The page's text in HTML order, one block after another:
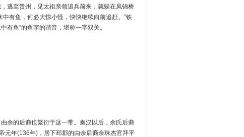
逃至贵州，见太祖亲领追兵前来，就躲在凤锦桥
有鱼，何必大惊小怪，快快继续向前追赶。”铁
有鱼”的鱼字的谐音，堪称一字双关。
余的后裔也繁衍于这一带。秦汉以后，余氏后裔
元年(136年)，居下邳郡的由余后裔余珠杰官拜平